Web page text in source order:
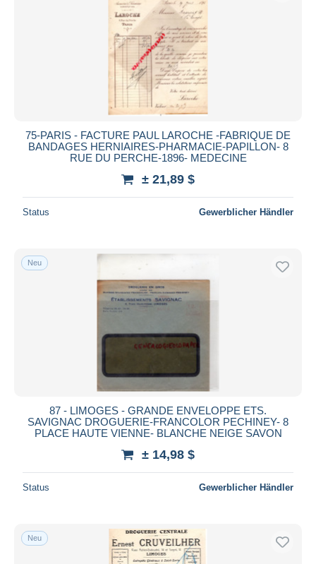
75-PARIS - FACTURE PAUL LAROCHE -FABRIQUE DE
BANDAGES HERNIAIRES-PHARMACIE-PAPILLON- 8
RUE DU PERCHE-1896- MEDECINE
± 21,89 $
Status Gewerblicher Händler
Neu
87 - LIMOGES - GRANDE ENVELOPPE ETS.
SAVIGNAC DROGUERIE-FRANCOLOR PECHINEY- 8
PLACE HAUTE VIENNE- BLANCHE NEIGE SAVON
± 14,98 $
Status Gewerblicher Händler
Neu